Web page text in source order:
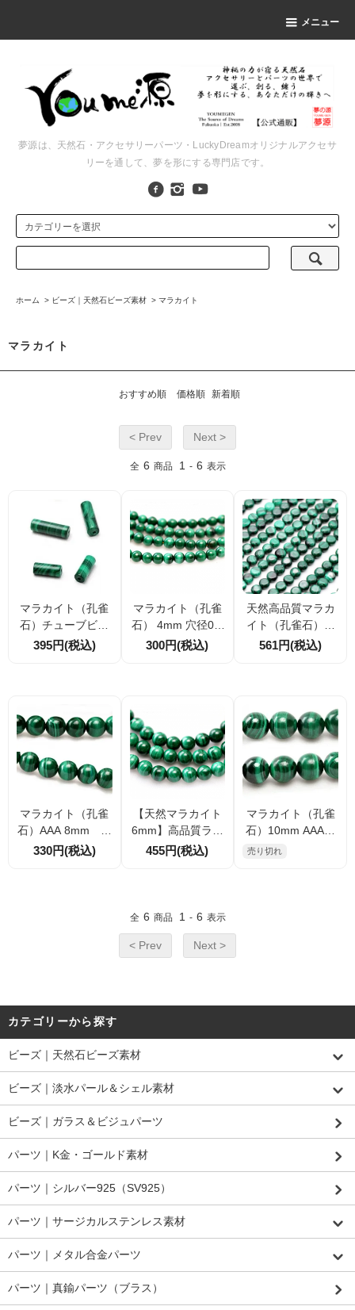
メニュー
夢源は、天然石・アクセサリーパーツ・LuckyDreamオリジナルアクセサ
リーを通して、夢を形にする専門店です。
ホーム > ビーズ｜天然石ビーズ素材 > マラカイト
マラカイト
おすすめ順 価格順 新着順
< Prev Next >
全 6 商品 1 - 6 表示
マラカイト（孔雀
石）チューブビー
ズ 直径4ｍｍ穴径
395円(税込)
マラカイト（孔雀
石） 4mm 穴径0.8
mm AAA 2粒/10
300円(税込)
天然高品質マラカ
イト（孔雀石）コ
イン（ボタン） 外
561円(税込)
マラカイト（孔雀
石）AAA 8mm 穴
径0.8ｍｍ 1粒／1
330円(税込)
【天然マラカイト
6mm】高品質ラウ
ンドビーズ｜美し
ハンドメイド素材
455円(税込)
マラカイト（孔雀
石）10mm AAA
1粒／20粒入／40
売り切れ
全 6 商品 1 - 6 表示
< Prev Next >
カテゴリーから探す
ビーズ｜天然石ビーズ素材
ビーズ｜淡水パール＆シェル素材
ビーズ｜ガラス＆ビジュパーツ
パーツ｜K金・ゴールド素材
パーツ｜シルバー925（SV925）
パーツ｜サージカルステンレス素材
パーツ｜メタル合金パーツ
パーツ｜真鍮パーツ（ブラス）